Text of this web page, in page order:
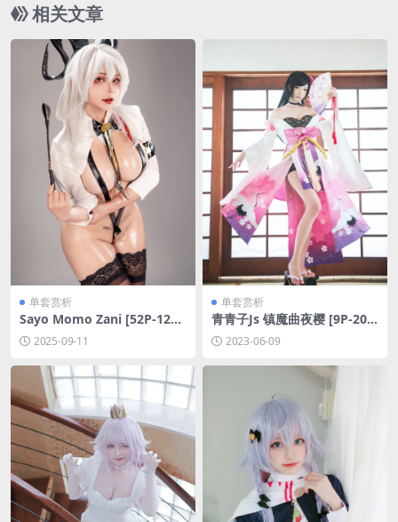
相关文章
单套赏析
Sayo Momo Zani [52P-127
MB]2025-09-11
单套赏析
青青子Js 镇魔曲夜樱 [9P-20
M]2023-06-09